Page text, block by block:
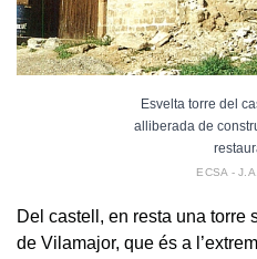
Esvelta torre del
alliberada de
ECSA -
Del castell, en resta una torre
de Vilamajor, que és a